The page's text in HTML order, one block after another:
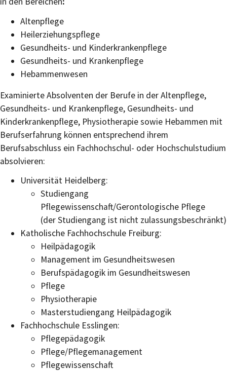
Altenpflege
Heilerziehungspflege
Gesundheits- und Kinderkrankenpflege
Gesundheits- und Krankenpflege
Hebammenwesen
Examinierte Absolventen der Berufe in der Altenpflege,
Gesundheits- und Krankenpflege, Gesundheits- und
Kinderkrankenpflege, Physiotherapie sowie Hebammen mit
Berufserfahrung können entsprechend ihrem
Berufsabschluss ein Fachhochschul- oder Hochschulstudium
absolvieren:
Universität Heidelberg:
Studiengang
Pflegewissenschaft/Gerontologische Pflege
(der Studiengang ist nicht zulassungsbeschränkt)
Katholische Fachhochschule Freiburg:
Heilpädagogik
Management im Gesundheitswesen
Berufspädagogik im Gesundheitswesen
Pflege
Physiotherapie
Masterstudiengang Heilpädagogik
Fachhochschule Esslingen:
Pflegepädagogik
Pflege/Pflegemanagement
Pflegewissenschaft